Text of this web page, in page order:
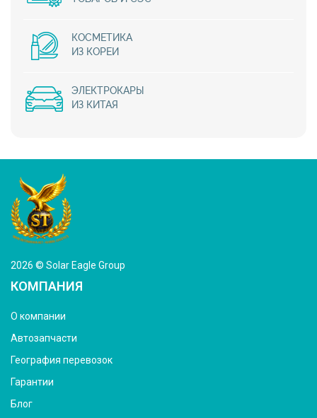
КОСМЕТИКА
ИЗ КОРЕИ
ЭЛЕКТРОКАРЫ
ИЗ КИТАЯ
2026 © Solar Eagle Group
КОМПАНИЯ
О компании
Автозапчасти
География перевозок
Гарантии
Блог